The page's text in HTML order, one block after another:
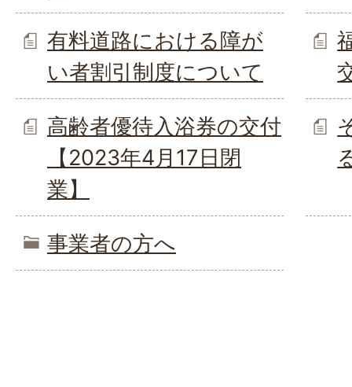
有料道路における障が
い者割引制度について
高齢者優待入浴券の交付
【2023年4月17日閉
業】
事業者の方へ